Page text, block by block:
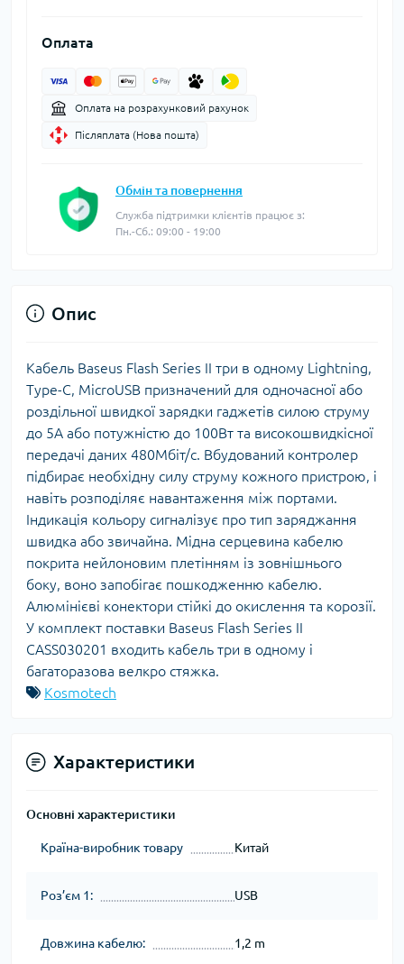
Оплата
Оплата на розрахунковий рахунок
Післяплата (Нова пошта)
Обмін та повернення
Служба підтримки клієнтів працює з:
Пн.-Сб.: 09:00 - 19:00
Опис
Кабель Baseus Flash Series II три в одному Lightning,
Type-C, MicroUSB призначений для одночасної або
роздільної швидкої зарядки гаджетів силою струму
до 5А або потужністю до 100Вт та високошвидкісної
передачі даних 480Мбіт/с. Вбудований контролер
підбирає необхідну силу струму кожного пристрою, і
навіть розподіляє навантаження між портами.
Індикація кольору сигналізує про тип заряджання
швидка або звичайна. Мідна серцевина кабелю
покрита нейлоновим плетінням із зовнішнього
боку, воно запобігає пошкодженню кабелю.
Алюмінієві конектори стійкі до окислення та корозії.
У комплект поставки Baseus Flash Series II
CASS030201 входить кабель три в одному і
багаторазова велкро стяжка.
Kosmotech
Характеристики
Основні характеристики
Країна-виробник товару Китай
Роз’єм 1: USB
Довжина кабелю: 1,2 m